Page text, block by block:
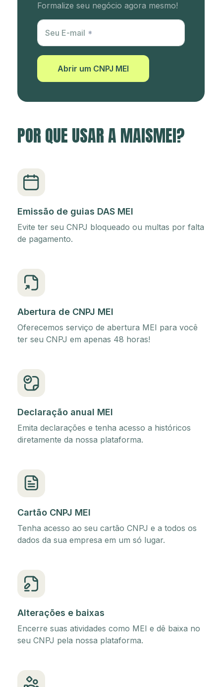
Formalize seu negócio agora mesmo!
Utm Content
Seu E-mail
Abrir um CNPJ MEI
POR QUE USAR A MAISMEI?
Emissão de guias DAS MEI
Evite ter seu CNPJ bloqueado ou multas por falta
de pagamento.
Abertura de CNPJ MEI
Oferecemos serviço de abertura MEI para você
ter seu CNPJ em apenas 48 horas!
Declaração anual MEI
Emita declarações e tenha acesso a históricos
diretamente da nossa plataforma.
Cartão CNPJ MEI
Tenha acesso ao seu cartão CNPJ e a todos os
dados da sua empresa em um só lugar.
Alterações e baixas
Encerre suas atividades como MEI e dê baixa no
seu CNPJ pela nossa plataforma.